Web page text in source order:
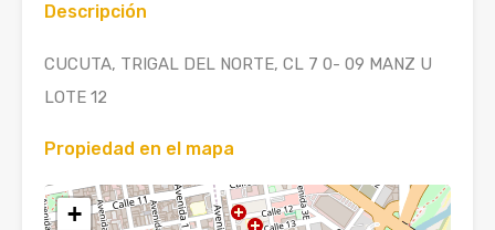
Descripción
CUCUTA, TRIGAL DEL NORTE, CL 7 0- 09 MANZ U
LOTE 12
Propiedad en el mapa
+